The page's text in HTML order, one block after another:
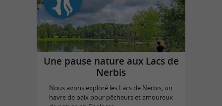
Une pause nature aux Lacs de
Nerbis
Nous avons exploré les Lacs de Nerbis, un
havre de paix pour pêcheurs et amoureux